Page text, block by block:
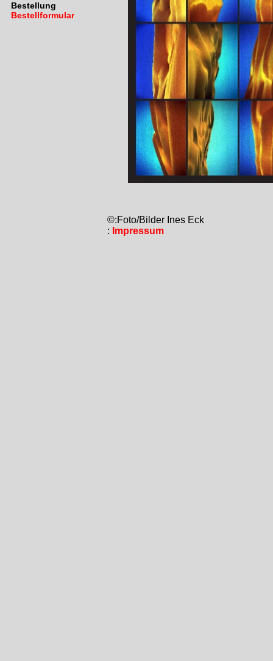
Bestellung
Bestellformular
©:Foto/Bilder Ines Eck
: Impressum